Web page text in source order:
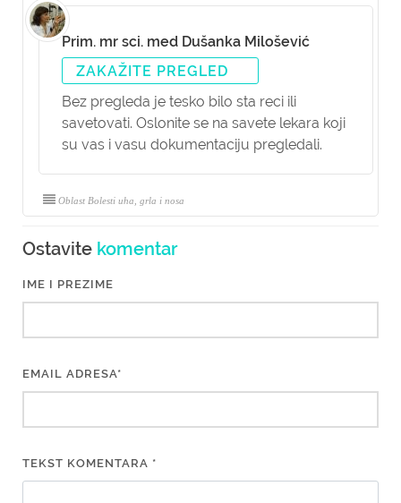
Prim. mr sci. med Dušanka Milošević
ZAKAŽITE PREGLED
Bez pregleda je tesko bilo sta reci ili
savetovati. Oslonite se na savete lekara koji
su vas i vasu dokumentaciju pregledali.
Oblast Bolesti uha, grla i nosa
Ostavite komentar
IME I PREZIME
EMAIL ADRESA*
TEKST KOMENTARA *